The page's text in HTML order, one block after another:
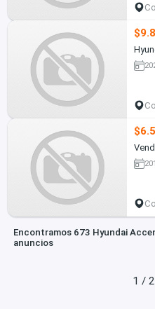
Encontramos 673 Hyundai
anuncios
1 /